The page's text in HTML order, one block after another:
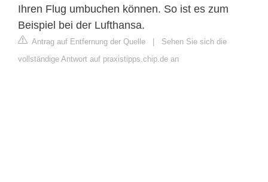
Ihren Flug umbuchen können. So ist es zum
Beispiel bei der Lufthansa.
Antrag auf Entfernung der Quelle
Sehen Sie sich die
vollständige Antwort auf praxistipps.chip.de an